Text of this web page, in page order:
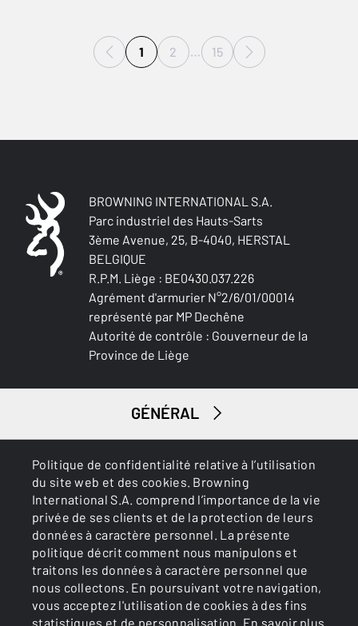
Politique de confidentialité relative à l’utilisation
du site web et des cookies. Browning
International S.A. comprend l’importance de la vie
privée de ses clients et de la protection de leurs
données à caractère personnel. La présente
politique décrit comment nous manipulons et
traitons les données à caractère personnel que
nous collectons. En poursuivant votre navigation,
vous acceptez l'utilisation de cookies à des fins
statistiques et de personnalisation. En savoir plus
1 2 … 15
BROWNING INTERNATIONAL S.A.
Parc industriel des Hauts-Sarts
3ème Avenue, 25, B-4040, HERSTAL
BELGIQUE
R.P.M. Liège : BE0430.037.226
Agrément d'armurier N°2/6/01/00014
représenté par MP Dechêne
Autorité de contrôle : Gouverneur de la
Province de Liège
GÉNÉRAL
SERVICES
Cookies Politique de confidentialité